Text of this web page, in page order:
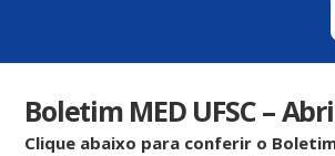
Boletim MED UFSC –
Clique abaixo para conferir o